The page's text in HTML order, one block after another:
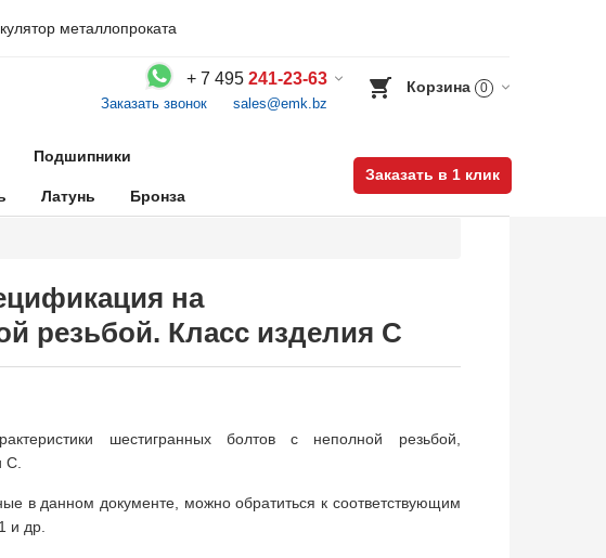
металлопроката
+ 7 495 241-23-63
Заказать звонок sales@emk.bz
Корзина 0
Подшипники
Латунь Бронза
Заказать в 1 клик
на
резьбой. Класс изделия С
шестигранных болтов с неполной резьбой,
в данном документе, можно обратиться к соответствующим
и др.